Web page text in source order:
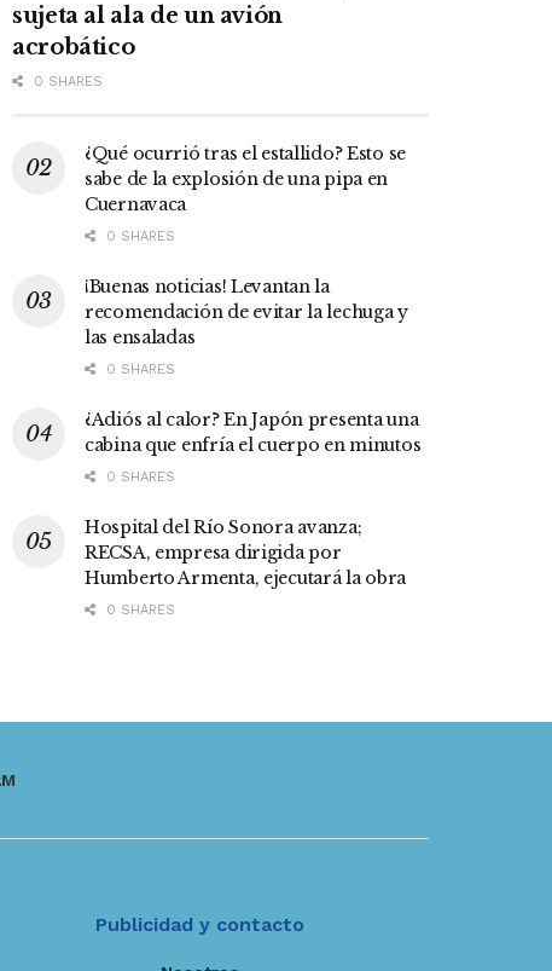
sujeta al ala de un avión
acrobático
0 SHARES
¿Qué ocurrió tras el estallido? Esto se
sabe de la explosión de una pipa en
Cuernavaca
0 SHARES
¡Buenas noticias! Levantan la
recomendación de evitar la lechuga y
las ensaladas
0 SHARES
¿Adiós al calor? En Japón presenta una
cabina que enfría el cuerpo en minutos
0 SHARES
Hospital del Río Sonora avanza;
RECSA, empresa dirigida por
Humberto Armenta, ejecutará la obra
0 SHARES
Publicidad y contacto